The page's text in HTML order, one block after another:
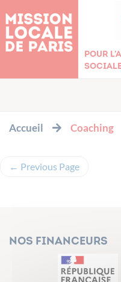
Pour
Accueil Coaching
← Previous Page
Nos financeurs